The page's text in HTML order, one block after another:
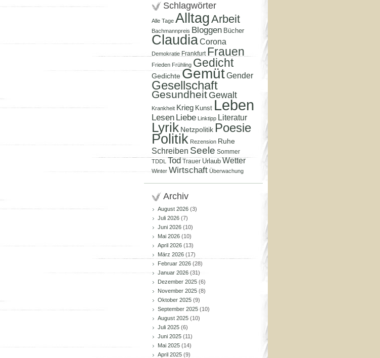
Schlagwörter
Alle Tage AlltagArbeit
Bachmannpreis Bloggen Bücher
ClaudiaCorona
Demokratie Frankfurt Frauen
Frieden Frühling Gedicht
Gedichte GemütGender
Gesellschaft
Gesundheit Gewalt
Krankheit Krieg Kunst Leben
Lesen Liebe Linktipp Literatur
Lyrik Netzpolitik Poesie
Politik Rezension Ruhe
Schreiben Seele Sommer
TDDL Tod Trauer Urlaub Wetter
Winter Wirtschaft Überwachung
Archiv
August 2026 (3)
Juli 2026 (7)
Juni 2026 (10)
Mai 2026 (10)
April 2026 (13)
März 2026 (17)
Februar 2026 (28)
Januar 2026 (31)
Dezember 2025 (6)
November 2025 (8)
Oktober 2025 (9)
September 2025 (10)
August 2025 (10)
Juli 2025 (6)
Juni 2025 (11)
Mai 2025 (14)
April 2025 (9)